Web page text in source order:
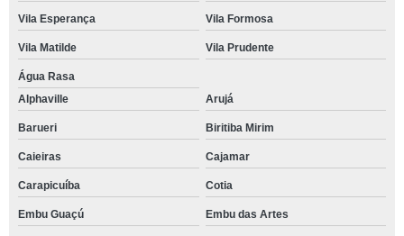
Vila Esperança Vila Formosa
Vila Matilde Vila Prudente
Água Rasa
Alphaville
Arujá
Barueri Biritiba Mirim
Caieiras Cajamar
Carapicuíba Cotia
Embu Guaçú Embu das Artes